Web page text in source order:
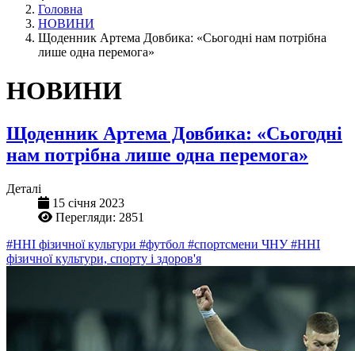
Головна
НОВИНИ
Щоденник Артема Довбика: «Сьогодні нам потрібна
лише одна перемога»
НОВИНИ
Щоденник Артема Довбика: «Сьогодні
нам потрібна лише одна перемога»
Деталі
15 січня 2023
Перегляди: 2851
#ННІ фізичної культури #футбол #спортсмени ЧНУ#ННІ
фізичної культури, спорту і здоров'я